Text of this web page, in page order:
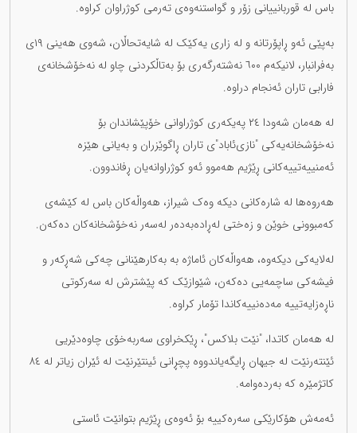
باس لە قوربانییانی زۆر و گواستنەوەی تەرمی کوژراوان کراوە.
بەپێی ئەو ڕاپۆرتانە و لە زاری یەکێک لە شایەتحاڵان، شەوی هەینی ١٩ی
بەفرانبار، لانیکەم ٦٠٠ نەشتەرگەری بۆ بەتاڵکردنی چاو لە نەخۆشخانەی
فارابی تاران ئەنجام دراوە.
لە هەمان شەودا ٢٤ پەیکەری کوژراوانی خۆپێشاندان بۆ
نەخۆشخانەیەکی "نازی‌ئاباد"ی تاران ڕاگوێزران و بەیانی هێزە
ئەمنییەتییەکانی ڕێژیم هەموو ئەو کوژراوانەیان ڕفاندوون.
هەروەها لە شارەکانی دیکە وەک شیراز، هەواڵەکان باس لە کێشەی
کەمبوونی خوێن و زەختی لەڕادەبەدەر لەسەر نەخۆشخانەکان دەکەن.
لەلایەکی دیکەوە، هەواڵەکان ئاماژە بە بەکارهێنانی چەکی شەڕکەر و
فیشەکی ساچمەیی دەکەن، شێوازێک کە پێشترش لە سەرکوتی
ناڕەزایەتییە مەدەنییەکاندا تۆمار کراوە.
لە هەمان کاتدا، "نێت بلاکس"، ڕێکخراوی سەربەخۆی چاوەدێریی
ئێنتەرنێت لە جیهان ڕایگەیاندووە پچڕانی ئینتێرنێت لە ئێران زیاتر لە ٨٤
کاتژمێرە کە بەردەوامە.
ئەمەش هۆکارێکی سەرەکییە بۆ ئەوەی ڕێژیم بتوانێت ئاستی